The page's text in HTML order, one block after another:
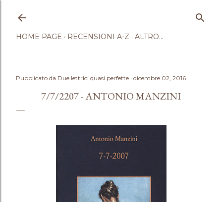
HOME PAGE RECENSIONI A-Z ALTRO…
Pubblicato da Due lettrici quasi perfette dicembre 02, 2016
7/7/2207 - ANTONIO MANZINI